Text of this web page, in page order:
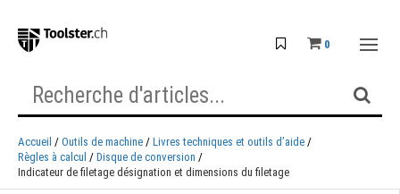
0
Accueil Outils de machine
Livres techniques et outils d’aide
Règles à calcul
Disque de conversion
Indicateur de filetage désignation et dimensions du filetage